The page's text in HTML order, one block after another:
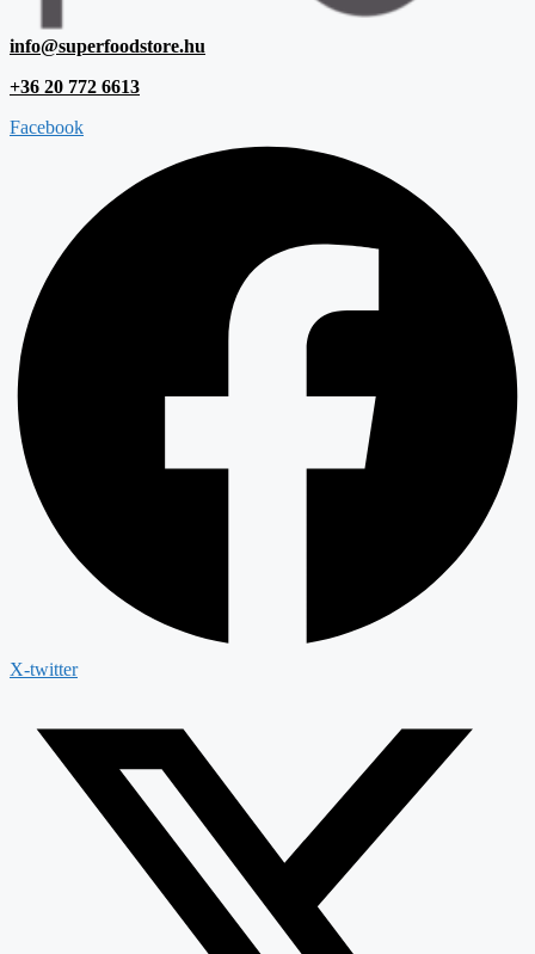
info@superfoodstore.hu
+36 20 772 6613
Facebook
X-twitter